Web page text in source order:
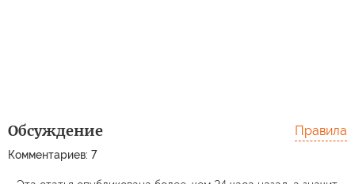
Обсуждение
Комментариев: 7
Правила